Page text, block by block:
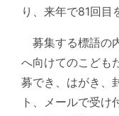
り、来年で81回目
募集する標語の
へ向けてのこども
募でき、はがき、
ト、メールで受け